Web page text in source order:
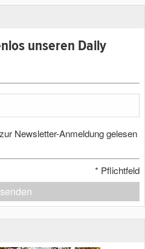
unseren Daily
Newsletter-Anmeldung gelesen
* Pflichtfeld